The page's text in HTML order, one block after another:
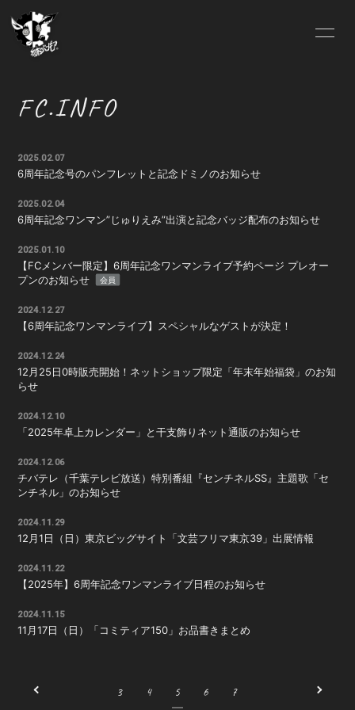
FC.INFO
SCHEDULE
BLOG
MOVIE
SOUND
GALLERY
DISCOGRAPHY
Pixiv
BOOTH SHOP
送付先申請
入会したら
会員登録
FC.INFO
2025.02.07
6周年記念号のパンフレットと記念ドミノのお知らせ
2025.02.04
6周年記念ワンマン”じゅりえみ”出演と記念バッジ配布のお知らせ
2025.01.10
【FCメンバー限定】6周年記念ワンマンライブ予約ページ プレオー
プンのお知らせ
会員
2024.12.27
【6周年記念ワンマンライブ】スペシャルなゲストが決定！
2024.12.24
12月25日0時販売開始！ネットショップ限定「年末年始福袋」のお知
らせ
2024.12.10
「2025年卓上カレンダー」と干支飾りネット通販のお知らせ
2024.12.06
チバテレ（千葉テレビ放送）特別番組『センチネルSS』主題歌「セ
ンチネル」のお知らせ
2024.11.29
12月1日（日）東京ビッグサイト「文芸フリマ東京39」出展情報
2024.11.22
【2025年】6周年記念ワンマンライブ日程のお知らせ
2024.11.15
11月17日（日）「コミティア150」お品書きまとめ
3 4 5 6 7